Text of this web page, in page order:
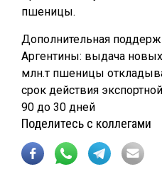
пшеницы.
Дополнительная
Аргентины: выдача
млн.т пшеницы
срок действия
90 до 30 дней
Поделитесь с коллегами